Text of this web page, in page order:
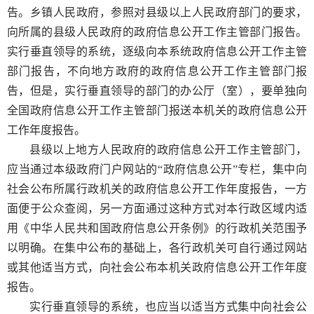
告。乡镇人民政府，参照对县级以上人民政府部门的要求，
向所属的县级人民政府的政府信息公开工作主管部门报告。
实行垂直领导的系统，逐级向本系统政府信息公开工作主管
部门报告，不向地方政府的政府信息公开工作主管部门报
告，但是，实行垂直领导的部门的办公厅（室），要单独向
全国政府信息公开工作主管部门报送本机关的政府信息公开
工作年度报告。
县级以上地方人民政府的政府信息公开工作主管部门，
应当通过本级政府门户网站的“政府信息公开”专栏，集中向
社会公布所属行政机关的政府信息公开工作年度报告，一方
面便于公众查阅，另一方面通过这种方式对本行政区域内适
用《中华人民共和国政府信息公开条例》的行政机关范围予
以明确。在集中公布的基础上，各行政机关可自行通过网站
或其他适当方式，向社会公布本机关政府信息公开工作年度
报告。
实行垂直领导的系统，也应当以适当方式集中向社会公